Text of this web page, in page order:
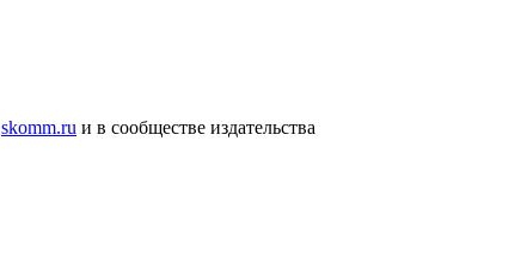
skomm.ru и в сообществе издательства